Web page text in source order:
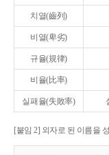
치열(齒列)
비열(卑劣)
규율(規律)
비율(比率)
실패율(失敗率)
[붙임 2] 외자로 된 이름을